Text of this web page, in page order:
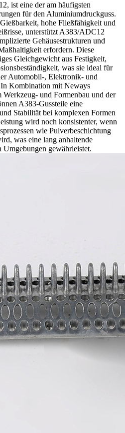
ist eine der am häufigsten
für den Aluminiumdruckguss.
hohe Fließfähigkeit und
unterstützt A383/ADC12
Gehäusestrukturen und
erfordern. Diese
Gleichgewicht aus Festigkeit,
was sie ideal für
Automobil-, Elektronik- und
Kombination mit Neways
Werkzeug- und Formenbau und der
A383-Gussteile eine
Stabilität bei komplexen Formen
wird noch konsistenter, wenn
wie Pulverbeschichtung
was eine lang anhaltende
gewährleistet.